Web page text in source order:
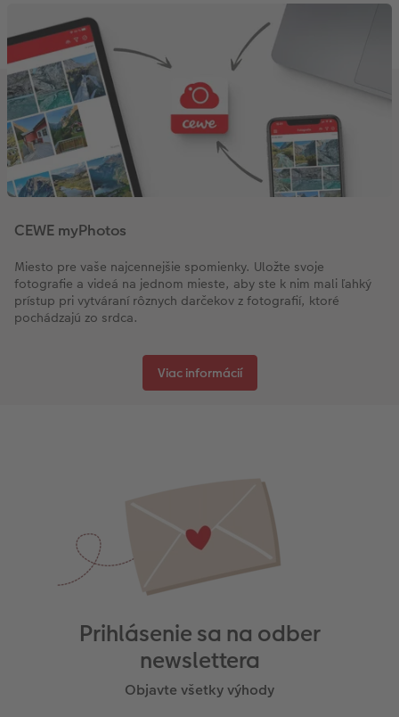
CEWE myPhotos
Miesto pre vaše najcennejšie spomienky. Uložte svoje
fotografie a videá na jednom mieste, aby ste k nim mali ľahký
prístup pri vytváraní rôznych darčekov z fotografií, ktoré
pochádzajú zo srdca.
Viac informácií
Prihlásenie sa na odber
newslettera
Objavte všetky výhody